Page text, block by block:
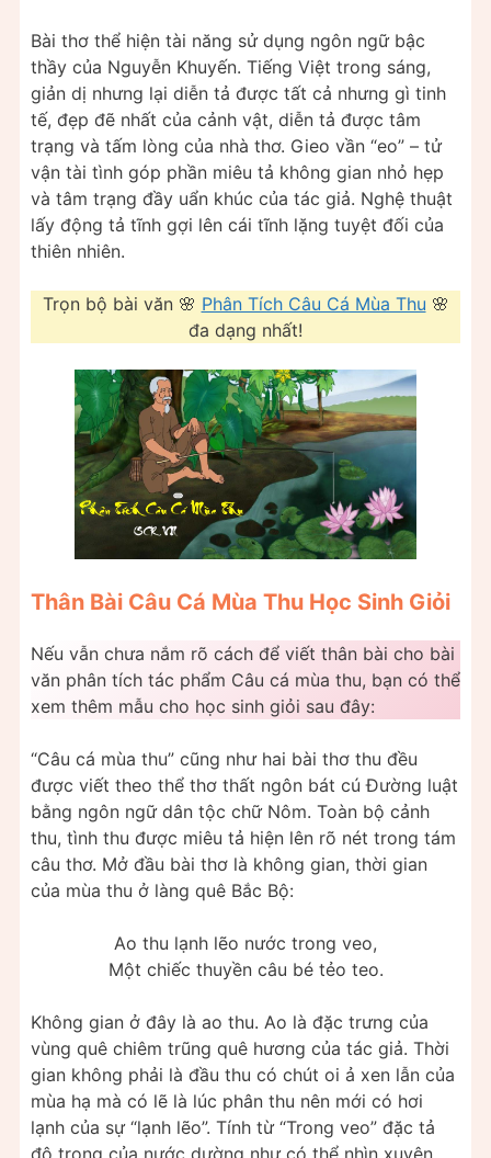
Bài thơ thể hiện tài năng sử dụng ngôn ngữ bậc
thầy của Nguyễn Khuyến. Tiếng Việt trong sáng,
giản dị nhưng lại diễn tả được tất cả nhưng gì tinh
tế, đẹp đẽ nhất của cảnh vật, diễn tả được tâm
trạng và tấm lòng của nhà thơ. Gieo vần “eo” – tử
vận tài tình góp phần miêu tả không gian nhỏ hẹp
và tâm trạng đầy uẩn khúc của tác giả. Nghệ thuật
lấy động tả tĩnh gợi lên cái tĩnh lặng tuyệt đối của
thiên nhiên.
Trọn bộ bài văn 🌸 Phân Tích Câu Cá Mùa Thu 🌸
đa dạng nhất!
Thân Bài Câu Cá Mùa Thu Học Sinh Giỏi
Nếu vẫn chưa nắm rõ cách để viết thân bài cho bài
văn phân tích tác phẩm Câu cá mùa thu, bạn có thể
xem thêm mẫu cho học sinh giỏi sau đây:
“Câu cá mùa thu” cũng như hai bài thơ thu đều
được viết theo thể thơ thất ngôn bát cú Đường luật
bằng ngôn ngữ dân tộc chữ Nôm. Toàn bộ cảnh
thu, tình thu được miêu tả hiện lên rõ nét trong tám
câu thơ. Mở đầu bài thơ là không gian, thời gian
của mùa thu ở làng quê Bắc Bộ:
Ao thu lạnh lẽo nước trong veo,
Một chiếc thuyền câu bé tẻo teo.
Không gian ở đây là ao thu. Ao là đặc trưng của
vùng quê chiêm trũng quê hương của tác giả. Thời
gian không phải là đầu thu có chút oi ả xen lẫn của
mùa hạ mà có lẽ là lúc phân thu nên mới có hơi
lạnh của sự “lạnh lẽo”. Tính từ “Trong veo” đặc tả
độ trong của nước dường như có thể nhìn xuyên